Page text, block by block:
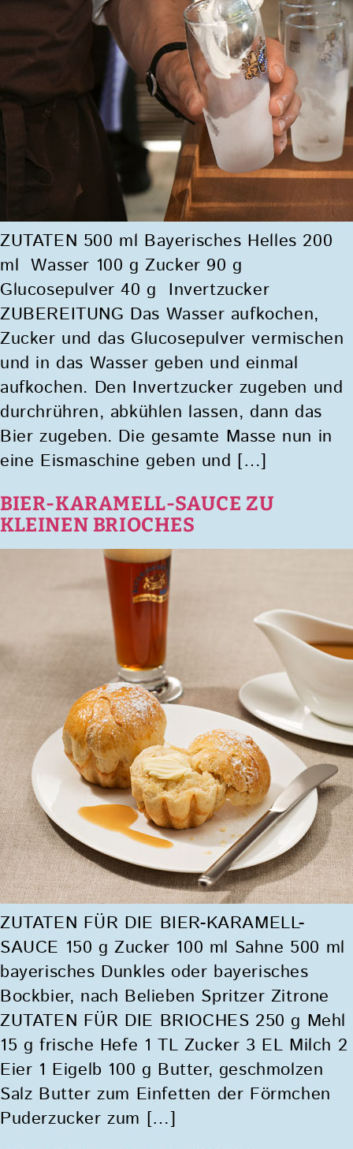
ZUTATEN 500 ml Bayerisches Helles 200
ml Wasser 100 g Zucker 90 g
Glucosepulver 40 g Invertzucker
ZUBEREITUNG Das Wasser aufkochen,
Zucker und das Glucosepulver vermischen
und in das Wasser geben und einmal
aufkochen. Den Invertzucker zugeben und
durchrühren, abkühlen lassen, dann das
Bier zugeben. Die gesamte Masse nun in
eine Eismaschine geben und […]
BIER-KARAMELL-SAUCE ZU
KLEINEN BRIOCHES
ZUTATEN FÜR DIE BIER-KARAMELL-
SAUCE 150 g Zucker 100 ml Sahne 500 ml
bayerisches Dunkles oder bayerisches
Bockbier, nach Belieben Spritzer Zitrone
ZUTATEN FÜR DIE BRIOCHES 250 g Mehl
15 g frische Hefe 1 TL Zucker 3 EL Milch 2
Eier 1 Eigelb 100 g Butter, geschmolzen
Salz Butter zum Einfetten der Förmchen
Puderzucker zum […]